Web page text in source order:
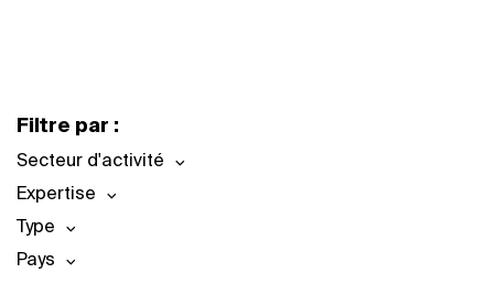
Filtre par :
Secteur d'activité
Expertise
Type
Pays